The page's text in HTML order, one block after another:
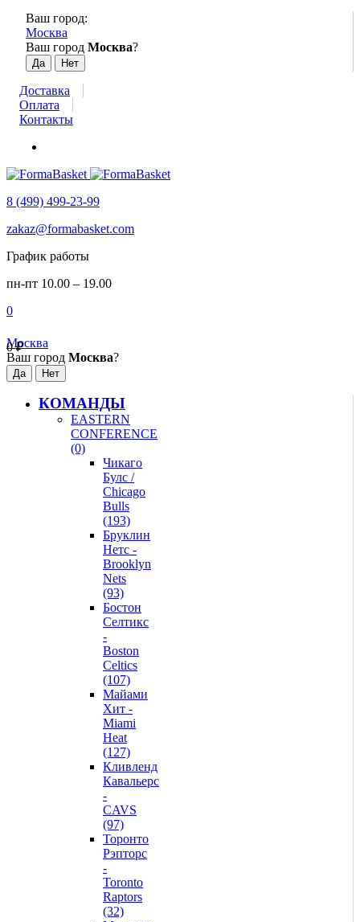
Ваш город:
Москва
Ваш город Москва?
Доставка
Оплата
Контакты
8 (499) 499-23-99
zakaz@formabasket.com
График работы
пн-пт 10.00 – 19.00
0
0₽
Москва
Ваш город Москва?
КОМАНДЫ
EASTERN
CONFERENCE
(0)
Чикаго
Булс /
Chicago
Bulls
(193)
Бруклин
Нетс -
Brooklyn
Nets
(93)
Бостон
Селтикс
-
Boston
Celtics
(107)
Майами
Хит -
Miami
Heat
(127)
Кливленд
Кавальерс
-
CAVS
(97)
Торонто
Рэпторс
-
Toronto
Raptors
(32)